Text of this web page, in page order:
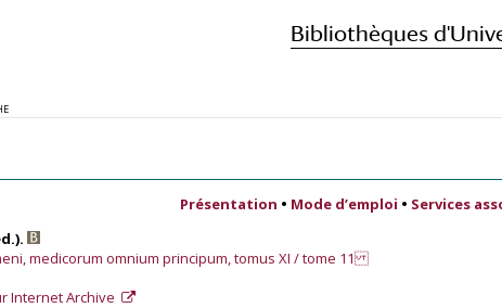
Bibliothèques
Présentation • Mode d’emploi • Services
medicorum omnium principum, tomus XI / tome 11
Internet Archive